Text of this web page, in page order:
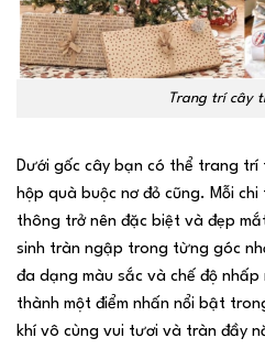
Trang trí cây
Dưới gốc cây bạn có thể trang
hộp quà buộc nơ đỏ cũng. Mỗi
thông trở nên đặc biệt và đẹp
sinh tràn ngập trong từng góc
đa dạng màu sắc và chế độ
thành một điểm nhấn nổi bật
khí vô cùng vui tươi và tràn đầy